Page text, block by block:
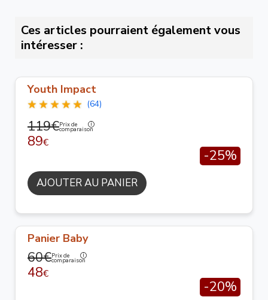
Ces articles pourraient également vous
intéresser :
Youth Impact
(64)
119€Prix de
comparaison
89€
-25%
AJOUTER AU PANIER
Panier Baby
60€Prix de
comparaison
48€
-20%